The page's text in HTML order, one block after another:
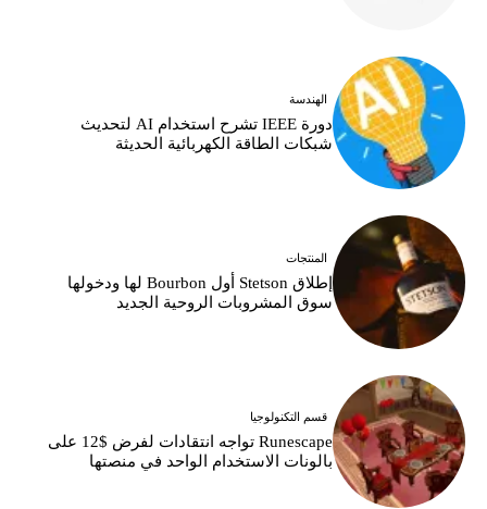
الهندسة
دورة IEEE تشرح استخدام AI لتحديث
شبكات الطاقة الكهربائية الحديثة
المنتجات
إطلاق Stetson أول Bourbon لها ودخولها
سوق المشروبات الروحية الجديد
قسم التكنولوجيا
Runescape تواجه انتقادات لفرض $12 على
بالونات الاستخدام الواحد في منصتها